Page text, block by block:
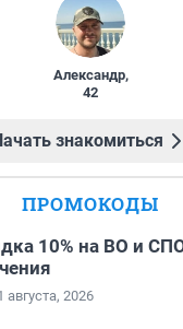
Александр,
42
знакомиться
ПРОМОКОДЫ
10% на ВО и
августа, 2026